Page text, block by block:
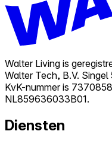
Walter Living is
Walter Tech, B.V.
KvK-nummer is
NL859636033B01.
Diensten